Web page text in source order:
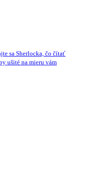
sa Sherlocka, čo čítať
ušité na mieru vám